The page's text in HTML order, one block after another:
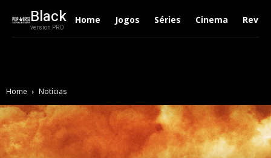
Black
version PRO
Home Jogos Séries Cinema
Home Notícias